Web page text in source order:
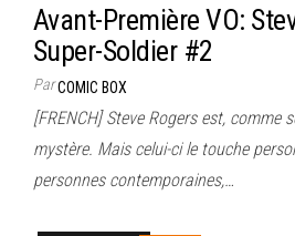
Avant-Première VO:
Super-Soldier #2
ParCOMIC BOX
[FRENCH] Steve Rogers est, comme
mystère. Mais celui-ci le touche
personnes contemporaines,…